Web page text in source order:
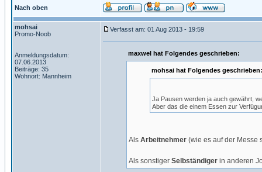
Nach oben
mohsai
Promo-Noob
Anmeldungsdatum:
07.06.2013
Beiträge: 35
Wohnort: Mannheim
Verfasst am: 01 Aug 2013 - 19:59
maxwel hat Folgendes geschrieben:
mohsai hat Folgendes geschrieben:
Ja Pausen werden ja auch gewährt,
Aber das die einem Essen zur
Als Arbeitnehmer (wie es auf der Messe
Als sonstiger Selbständiger in anderen